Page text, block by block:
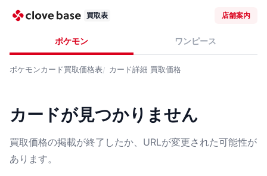
買取表 店舗案内
ポケモン ワンピース
ポケモンカード買取価格表 カード詳細 買取価格
カードが見つかりません
買取価格の掲載が終了したか、URLが変更された可能性が
あります。